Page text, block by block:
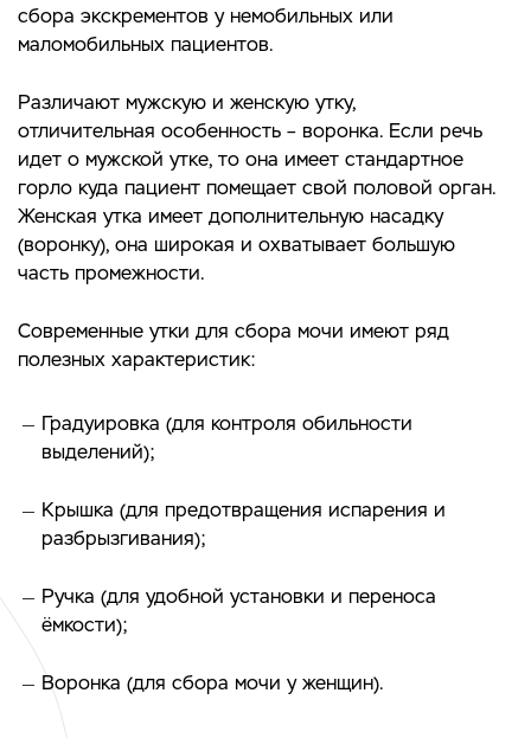
сбора экскрементов у немобильных или
маломобильных пациентов.
Различают мужскую и женскую утку,
отличительная особенность – воронка. Если речь
идет о мужской утке, то она имеет стандартное
горло куда пациент помещает свой половой орган.
Женская утка имеет дополнительную насадку
(воронку), она широкая и охватывает большую
часть промежности.
Современные утки для сбора мочи имеют ряд
полезных характеристик:
Градуировка (для контроля обильности
выделений);
Крышка (для предотвращения испарения и
разбрызгивания);
Ручка (для удобной установки и переноса
ёмкости);
Воронка (для сбора мочи у женщин).